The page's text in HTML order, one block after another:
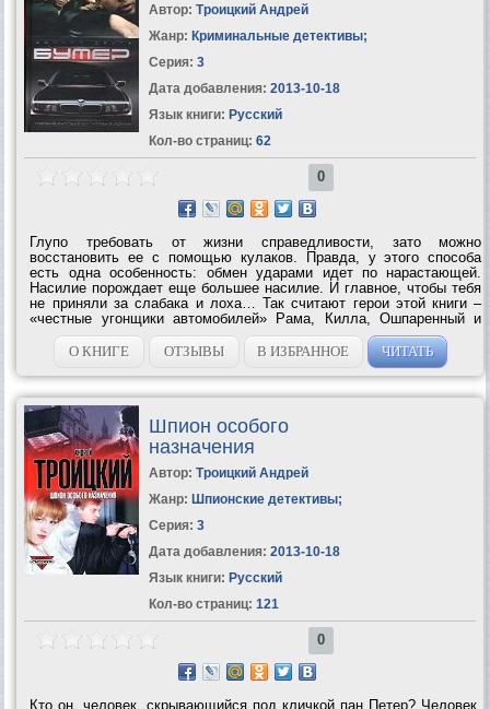
Автор: Троицкий Андрей
Жанр: Криминальные детективы;
Серия: 3
Дата добавления: 2013-10-18
Язык книги: Русский
Кол-во страниц: 62
0
Глупо требовать от жизни справедливости, зато можно
восстановить ее с помощью кулаков. Правда, у этого способа
есть одна особенность: обмен ударами идет по нарастающей.
Насилие порождает еще большее насилие. И главное, чтобы тебя
не приняли за слабака и лоха… Так считают герои этой книги –
«честные угонщики автомобилей» Рама, Килла, Ошпаренный и
Кот. Роковое стечение обстоятельств ставит их вне закона, но они
живут не по закону, а по...
О КНИГЕ ОТЗЫВЫ В ИЗБРАННОЕ ЧИТАТЬ
Шпион особого
назначения
Автор: Троицкий Андрей
Жанр: Шпионские детективы;
Серия: 3
Дата добавления: 2013-10-18
Язык книги: Русский
Кол-во страниц: 121
0
Кто он, человек, скрывающийся под кличкой пан Петер? Человек,